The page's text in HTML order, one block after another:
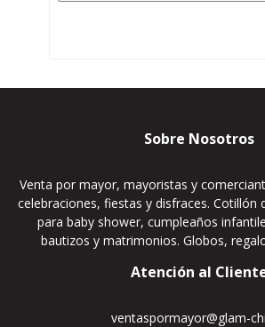
Sobre Nosotros
Venta por mayor, mayoristas y
celebraciones, fiestas y disfraces. Cotillón
para baby shower, cumpleaños
bautizos y matrimonios. Globos,
Atención al
ventaspormayor@glam-